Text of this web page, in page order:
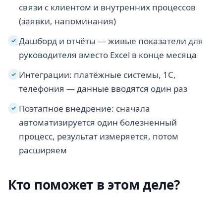
связи с клиентом и внутренних процессов
(заявки, напоминания)
✓ Дашборд и отчёты — живые показатели для
руководителя вместо Excel в конце месяца
✓ Интеграции: платёжные системы, 1С,
телефония — данные вводятся один раз
✓ Поэтапное внедрение: сначала
автоматизируется один болезненный
процесс, результат измеряется, потом
расширяем
Кто поможет в этом деле?